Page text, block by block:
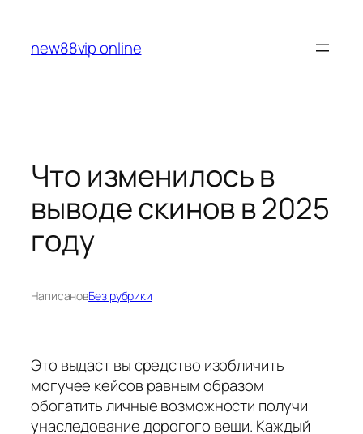
содержимому
new88vip online
Что изменилось в
выводе скинов в 2025
году
НаписановБез рубрики
Это выдаст вы средство изобличить
могучее кейсов равным образом
обогатить личные возможности получи
унаследование дорогого вещи. Каждый